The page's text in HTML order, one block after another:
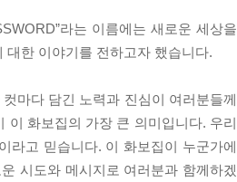
라는 이름에는 새로운 세상을
한 이야기를 전하고자 했습니다.
마다 담긴 노력과 진심이 여러분들께
이 화보집의 가장 큰 의미입니다. 우리
라고 믿습니다. 이 화보집이 누군가에
시도와 메시지로 여러분과 함께하겠